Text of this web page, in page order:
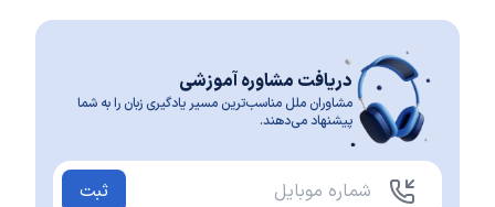
دریافت مشاوره آموزشی
مشاوران ملل مناسب‌ترین مسیر یادگیری زبان را به شما
پیشنهاد می‌دهند.
ثبت